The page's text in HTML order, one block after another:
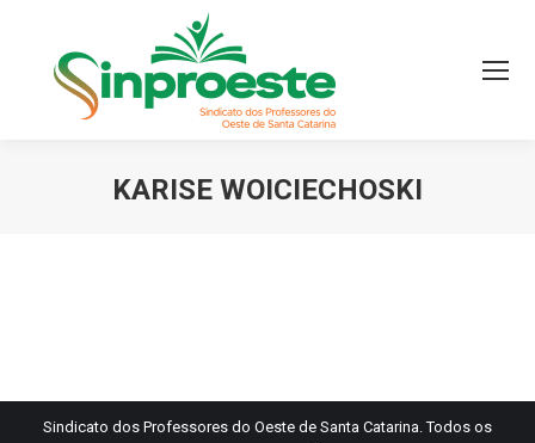
KARISE WOICIECHOSKI
Sindicato dos Professores do Oeste de Santa Catarina. Todos os